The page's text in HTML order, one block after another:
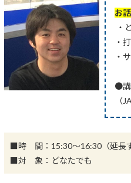
お
・
・
・
●講
（
■時 間：15:30～16:30（延長す
■対 象：どなたでも